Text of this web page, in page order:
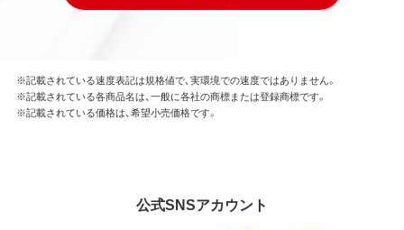
※記載されている速度表記は規格値で、実環境での速度ではありません。
※記載されている各商品名は、一般に各社の商標または登録商標です。
※記載されている価格は、希望小売価格です。
公式SNSアカウント